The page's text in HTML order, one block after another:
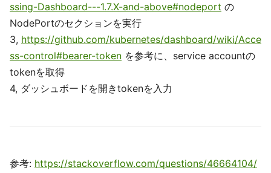
ssing-Dashboard---1.7.X-and-above#nodeport の
NodePortのセクションを実行
3, https://github.com/kubernetes/dashboard/wiki/Acce
ss-control#bearer-token を参考に、service accountの
tokenを取得
4, ダッシュボードを開きtokenを入力
参考: https://stackoverflow.com/questions/46664104/